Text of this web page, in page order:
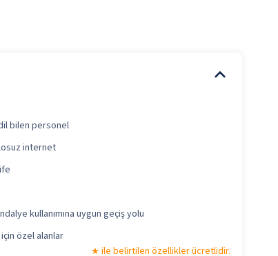
bilen personel
internet
kullanımına uygun geçiş yolu
özel alanlar
ile belirtilen özellikler ücretlidir.